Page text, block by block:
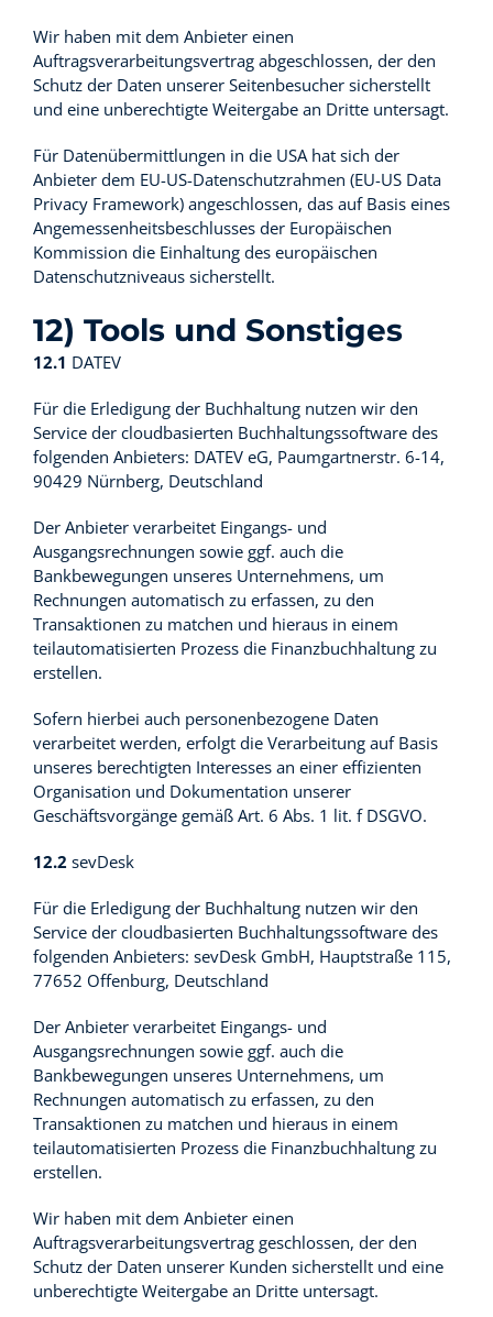
Wir haben mit dem Anbieter einen
Auftragsverarbeitungsvertrag abgeschlossen, der den
Schutz der Daten unserer Seitenbesucher sicherstellt
und eine unberechtigte Weitergabe an Dritte untersagt.
Für Datenübermittlungen in die USA hat sich der
Anbieter dem EU-US-Datenschutzrahmen (EU-US Data
Privacy Framework) angeschlossen, das auf Basis eines
Angemessenheitsbeschlusses der Europäischen
Kommission die Einhaltung des europäischen
Datenschutzniveaus sicherstellt.
12) Tools und Sonstiges
12.1 DATEV
Für die Erledigung der Buchhaltung nutzen wir den
Service der cloudbasierten Buchhaltungssoftware des
folgenden Anbieters: DATEV eG, Paumgartnerstr. 6-14,
90429 Nürnberg, Deutschland
Der Anbieter verarbeitet Eingangs- und
Ausgangsrechnungen sowie ggf. auch die
Bankbewegungen unseres Unternehmens, um
Rechnungen automatisch zu erfassen, zu den
Transaktionen zu matchen und hieraus in einem
teilautomatisierten Prozess die Finanzbuchhaltung zu
erstellen.
Sofern hierbei auch personenbezogene Daten
verarbeitet werden, erfolgt die Verarbeitung auf Basis
unseres berechtigten Interesses an einer effizienten
Organisation und Dokumentation unserer
Geschäftsvorgänge gemäß Art. 6 Abs. 1 lit. f DSGVO.
12.2sevDesk
Für die Erledigung der Buchhaltung nutzen wir den
Service der cloudbasierten Buchhaltungssoftware des
folgenden Anbieters: sevDesk GmbH, Hauptstraße 115,
77652 Offenburg, Deutschland
Der Anbieter verarbeitet Eingangs- und
Ausgangsrechnungen sowie ggf. auch die
Bankbewegungen unseres Unternehmens, um
Rechnungen automatisch zu erfassen, zu den
Transaktionen zu matchen und hieraus in einem
teilautomatisierten Prozess die Finanzbuchhaltung zu
erstellen.
Wir haben mit dem Anbieter einen
Auftragsverarbeitungsvertrag geschlossen, der den
Schutz der Daten unserer Kunden sicherstellt und eine
unberechtigte Weitergabe an Dritte untersagt.